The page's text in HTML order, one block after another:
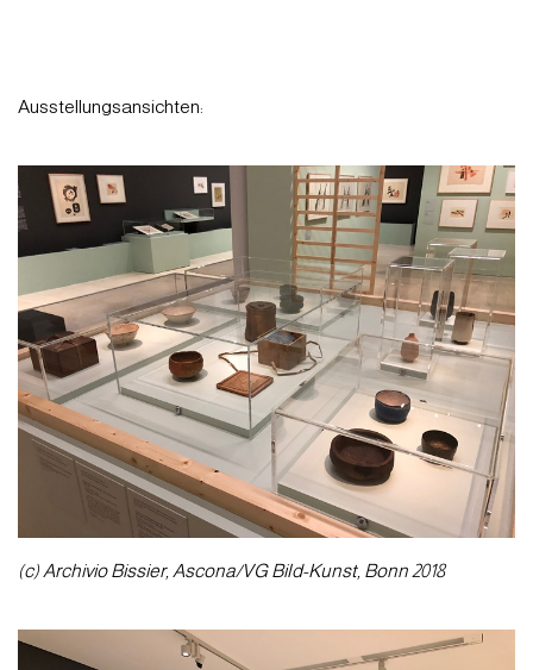
Ausstellungsansichten:
(c) Archivio Bissier, Ascona/VG Bild-Kunst, Bonn 2018